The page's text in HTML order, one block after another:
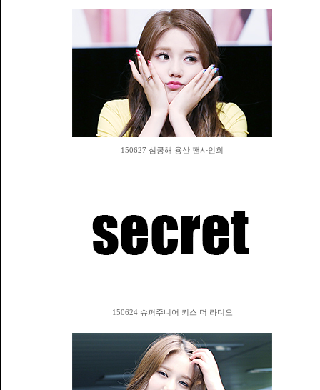
150627 심쿵해 용산 팬사인회
150624 슈퍼주니어 키스 더 라디오